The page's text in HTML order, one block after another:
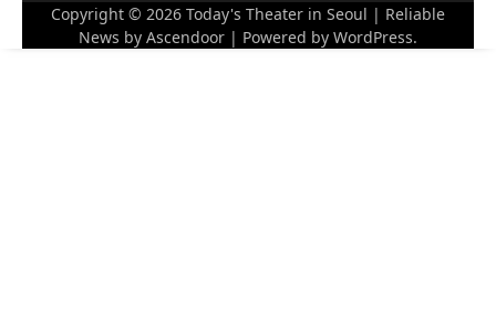
Copyright © 2026 Today's Theater in Seoul | Reliable
News by Ascendoor | Powered by WordPress.